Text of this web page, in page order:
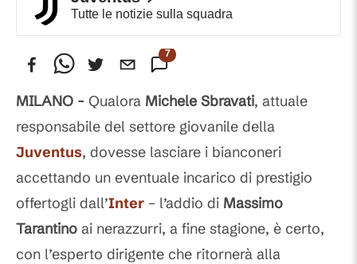
Tutte le notizie sulla squadra
7
MILANO - Qualora Michele Sbravati, attuale
responsabile del settore giovanile della
Juventus, dovesse lasciare i bianconeri
accettando un eventuale incarico di prestigio
offertogli dall’Inter – l’addio di Massimo
Tarantino ai nerazzurri, a fine stagione, è certo,
con l’esperto dirigente che ritornerà alla